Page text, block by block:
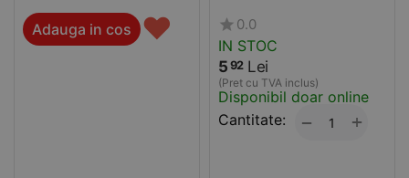
Adauga in cos ♥
0.0
IN STOC
5 92 Lei
(Pret cu TVA inclus)
Disponibil doar online
Cantitate:
+
−